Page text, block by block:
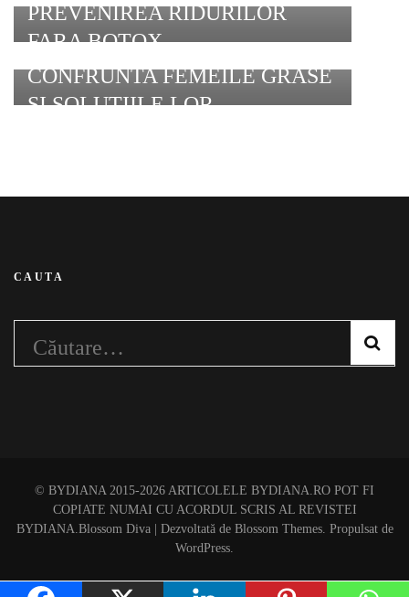
PREVENIREA RIDURILOR
FARA BOTOX
PROBLEME CU CARE SE
CONFRUNTA FEMEILE GRASE
SI SOLUTIILE LOR
CAUTA
Caută
© BYDIANA 2015-2026 ARTICOLELE BYDIANA.RO POT FI
COPIATE NUMAI CU ACORDUL SCRIS AL REVISTEI
BYDIANA.Blossom Diva | Dezvoltată deBlossom Themes. Propulsat de
WordPress.